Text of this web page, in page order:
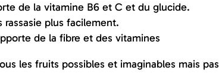
de la vitamine B6 et C et du glucide.
rassasie plus facilement.
de la fibre et des vitamines
les fruits possibles et imaginables mais